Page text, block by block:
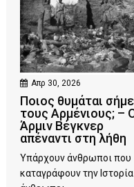
Απρ 30, 2026
Ποιος θυμάται
τους Αρμένιους; –
Άρμιν Βέγκνερ
απέναντι στη λήθη
Υπάρχουν άνθρωποι που
καταγράφουν την Ιστορία